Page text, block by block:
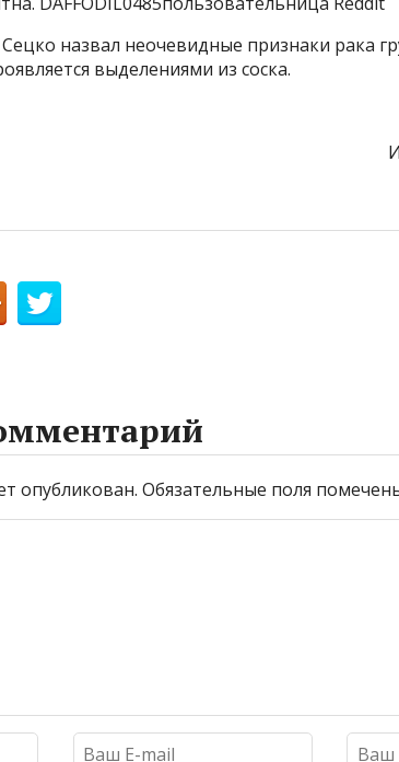
назвал неочевидные признаки рака
выделениями из соска.
опубликован. Обязательные поля